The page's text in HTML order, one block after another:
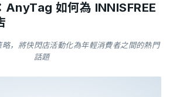
AnyTag 如何為 INNISFREE
，將快閃店活動化為年輕消費者之間的熱門
話題